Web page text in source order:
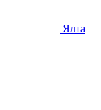
Ялта